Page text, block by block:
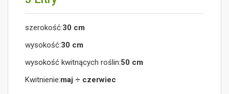
szerokość:30 cm
wysokość:30 cm
wysokość kwitnących roślin:50 cm
Kwitnienie:maj ÷ czerwiec